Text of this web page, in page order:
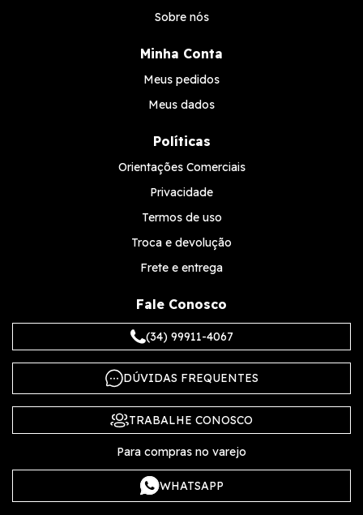
Sobre nós
Minha Conta
Meus pedidos
Meus dados
Políticas
Orientações Comerciais
Privacidade
Termos de uso
Troca e devolução
Frete e entrega
Fale Conosco
(34) 99911-4067
DÚVIDAS FREQUENTES
TRABALHE CONOSCO
Para compras no varejo
WHATSAPP